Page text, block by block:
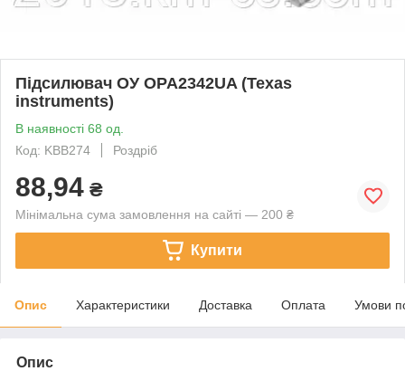
Підсилювач ОУ OPA2342UA (Texas
instruments)
В наявності 68 од.
Код: KBB274
Роздріб
88,94 ₴
Мінімальна сума замовлення на сайті — 200 ₴
Купити
Опис Характеристики Доставка Оплата Умови
Опис